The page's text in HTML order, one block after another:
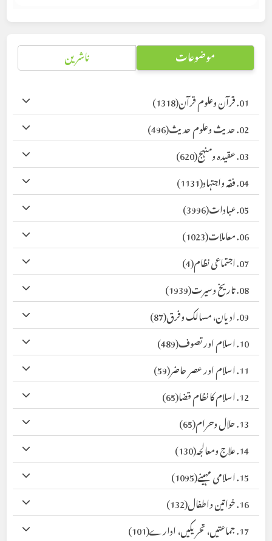
موضوعات ناشرین
01. قرآن وعلوم قرآن
(1318)
02. حدیث وعلوم حدیث
(496)
03. عقیدہ ومنہج
(620)
04. فقہ واجتہاد
(1131)
05. عبادات
(3996)
06. معاملات
(1023)
07. اجتماعی نظام
(4)
08. تاریخ وسیرت
(1939)
09. ادیان، مسالک وفرق
(87)
10. اسلام اور تصوف
(489)
11. اسلام اور عصر حاضر
(59)
12. اسلام کا نظام قضا
(65)
13. حلال وحرام
(65)
14. علاج ومعالجہ
(130)
15. اسلامی مہینے
(1095)
16. خواتین واطفال
(132)
17. جماعتیں، تحریکیں، ادارے
(101)